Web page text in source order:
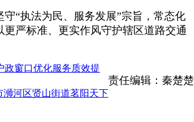
“执法为民、服务发展”宗旨，常态化
严标准、更实作风守护辖区道路交通
责任编辑：秦楚楚
政窗口优化服务质效提
河区贤山街道茗阳天下